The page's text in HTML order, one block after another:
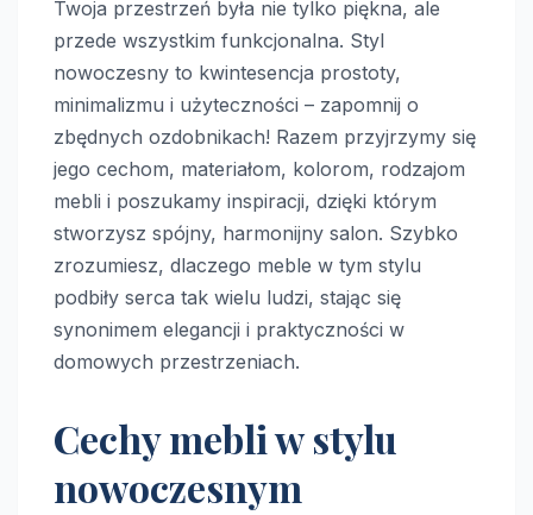
Twoja przestrzeń była nie tylko piękna, ale
przede wszystkim funkcjonalna. Styl
nowoczesny to kwintesencja prostoty,
minimalizmu i użyteczności – zapomnij o
zbędnych ozdobnikach! Razem przyjrzymy się
jego cechom, materiałom, kolorom, rodzajom
mebli i poszukamy inspiracji, dzięki którym
stworzysz spójny, harmonijny salon. Szybko
zrozumiesz, dlaczego meble w tym stylu
podbiły serca tak wielu ludzi, stając się
synonimem elegancji i praktyczności w
domowych przestrzeniach.
Cechy mebli w stylu
nowoczesnym